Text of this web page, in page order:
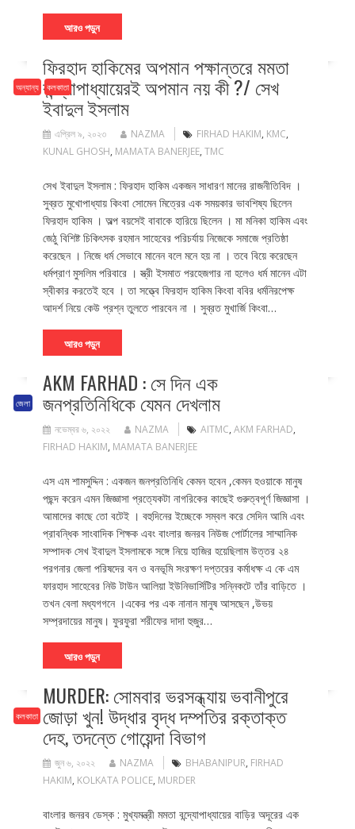
আরও পড়ুন
অন্যান্য কলকাতা
ফিরহাদ হাকিমের অপমান পক্ষান্তরে মমতা
বন্দ্যোপাধ্যায়েরই অপমান নয় কী ?/ সেখ
ইবাদুল ইসলাম
এপ্রিল ৯, ২০২৩ NAZMA FIRHAD HAKIM, KMC,
KUNAL GHOSH, MAMATA BANERJEE, TMC
সেখ ইবাদুল ইসলাম : ফিরহাদ হাকিম একজন সাধারণ মানের রাজনীতিবিদ ।
সুব্রত মুখোপাধ্যায় কিংবা সোমেন মিত্রের এক সময়কার ভাবশিষ্য ছিলেন
ফিরহাদ হাকিম । অল্প বয়সেই বাবাকে হারিয়ে ছিলেন । মা মনিকা হাকিম এবং
জেঠু বিশিষ্ট চিকিৎসক রহমান সাহেবের পরিচর্যায় নিজেকে সমাজে প্রতিষ্ঠা
করেছেন । নিজে ধর্ম সেভাবে মানেন বলে মনে হয় না । তবে বিয়ে করেছেন
ধর্মপ্রাণ মুসলিম পরিবারে । স্ত্রী ইসমাত পরহেজগার না হলেও ধর্ম মানেন এটা
স্বীকার করতেই হবে । তা সত্ত্বে ফিরহাদ হাকিম কিংবা ববির ধর্মনিরপেক্ষ
আদর্শ নিয়ে কেউ প্রশ্ন তুলতে পারবেন না । সুব্রত মুখার্জি কিংবা…
আরও পড়ুন
জেলা
AKM FARHAD : সে দিন এক
জনপ্রতিনিধিকে যেমন দেখলাম
নভেম্বর ৬, ২০২২ NAZMA AITMC, AKM FARHAD,
FIRHAD HAKIM, MAMATA BANERJEE
এস এম শামসুদ্দিন : একজন জনপ্রতিনিধি কেমন হবেন ,কেমন হওয়াকে মানুষ
পছন্দ করেন এমন জিজ্ঞাসা প্রত্যেকটা নাগরিকের কাছেই গুরুত্বপূর্ণ জিজ্ঞাসা ।
আমাদের কাছে তো বটেই । বহুদিনের ইচ্ছেকে সম্বল করে সেদিন আমি এবং
প্রাবন্ধিক সাংবাদিক শিক্ষক এবং বাংলার জনরব নিউজ পোর্টালের সাম্মানিক
সম্পাদক সেখ ইবাদুল ইসলামকে সঙ্গে নিয়ে হাজির হয়েছিলাম উত্তর ২৪
পরগনার জেলা পরিষদের বন ও বনভূমি সংরক্ষণ দপ্তরের কর্মাধক্ষ এ কে এম
ফারহাদ সাহেবের নিউ টাউন আলিয়া ইউনিভার্সিটির সন্নিকটে তাঁর বাড়িতে ।
তখন বেলা মধ্যগগনে ।একের পর এক নানান মানুষ আসছেন ,উভয়
সম্প্রদায়ের মানুষ। ফুরফুরা শরীফের দাদা হুজুর…
আরও পড়ুন
কলকাতা
MURDER: সোমবার ভরসন্ধ্যায় ভবানীপুরে
জোড়া খুন! উদ্ধার বৃদ্ধ দম্পতির রক্তাক্ত
দেহ, তদন্তে গোয়েন্দা বিভাগ
জুন ৬, ২০২২ NAZMA BHABANIPUR, FIRHAD
HAKIM, KOLKATA POLICE, MURDER
বাংলার জনরব ডেস্ক : মুখ্যমন্ত্রী মমতা বন্দ্যোপাধ্যায়ের বাড়ির অদূরের এক